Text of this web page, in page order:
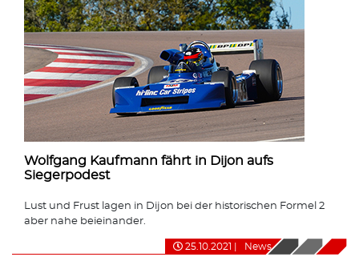
Wolfgang Kaufmann fährt in Dijon aufs
Siegerpodest
Lust und Frust lagen in Dijon bei der historischen Formel 2
aber nahe beieinander.
25.10.2021 News